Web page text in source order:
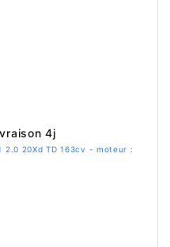
4j
2.0 20Xd TD 163cv - moteur :